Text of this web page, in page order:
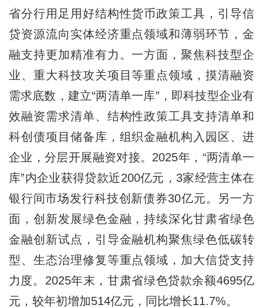
省分行用足用好结构性货币政策工具，引导信
贷资源流向实体经济重点领域和薄弱环节，金
融支持更加精准有力。一方面，聚焦科技型企
业、重大科技攻关项目等重点领域，摸清融资
需求底数，建立“两清单一库”，即科技型企业有
效融资需求清单、结构性政策工具支持清单和
科创债项目储备库，组织金融机构入园区、进
企业，分层开展融资对接。2025年，“两清单一
库”内企业获得贷款近200亿元，3家经营主体在
银行间市场发行科技创新债券30亿元。另一方
面，创新发展绿色金融，持续深化甘肃省绿色
金融创新试点，引导金融机构聚焦绿色低碳转
型、生态治理修复等重点领域，加大信贷支持
力度。2025年末，甘肃省绿色贷款余额4695亿
元，较年初增加514亿元，同比增长11.7%。